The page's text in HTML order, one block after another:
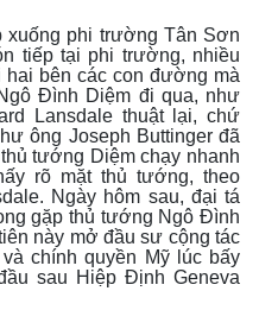
xuống phi trường Tân Sơn
tiếp tại phi trường, nhiều
bên các con đường mà
Đình Diệm đi qua, như
Lansdale thuật lại, chứ
ông Joseph Buttinger đã
tướng Diệm chạy nhanh
rõ mặt thủ tướng, theo
Ngày hôm sau, đại tá
gặp thủ tướng Ngô Đình
này mở đầu sư cộng tác
chính quyền Mỹ lúc bấy
sau Hiệp Định Geneva